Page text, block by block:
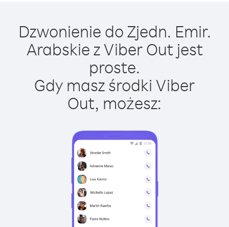
Dzwonienie do Zjedn. Emir.
Arabskie z Viber Out jest
proste.
Gdy masz środki Viber
Out, możesz: